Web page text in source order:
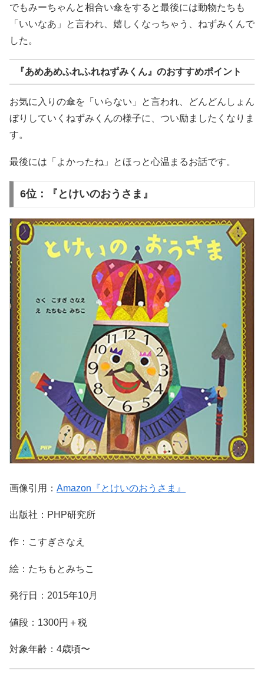
でもみーちゃんと相合い傘をすると最後には動物たちも
「いいなあ」と言われ、嬉しくなっちゃう、ねずみくんで
した。
『あめあめふれふれねずみくん』のおすすめポイント
お気に入りの傘を「いらない」と言われ、どんどんしょん
ぼりしていくねずみくんの様子に、つい励ましたくなりま
す。
最後には「よかったね」とほっと心温まるお話です。
6位：『とけいのおうさま』
画像引用： Amazon『とけいのおうさま』
出版社：PHP研究所
作：こすぎさなえ
絵：たちもとみちこ
発行日：2015年10月
値段：1300円＋税
対象年齢：4歳頃〜